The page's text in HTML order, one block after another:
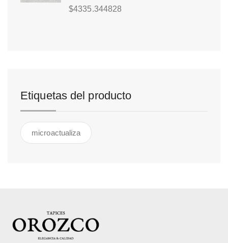
$4335.344828
Etiquetas del producto
microactualiza